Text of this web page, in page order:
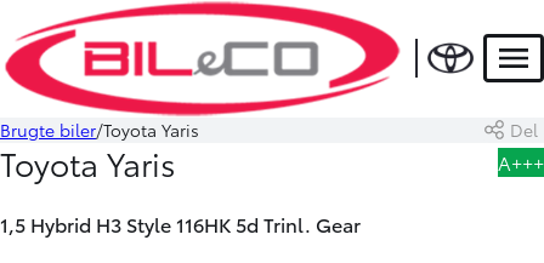
Book prøvetur Beregn byttepris
Brugte biler Toyota Yaris Del
Toyota Yaris
1,5 Hybrid H3 Style 116HK 5d Trinl. Gear
A+++
HYBRID